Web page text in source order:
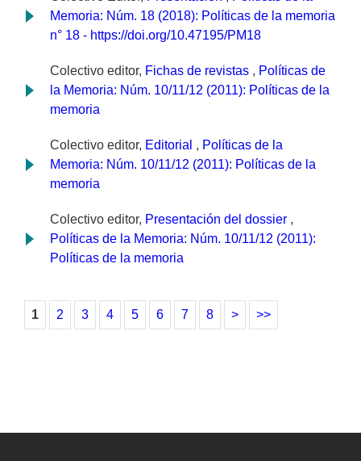
Memoria: Núm. 18 (2018): Políticas de la memoria
n° 18 - https://doi.org/10.47195/PM18
Colectivo editor, Fichas de revistas , Políticas de
la Memoria: Núm. 10/11/12 (2011): Políticas de la
memoria
Colectivo editor, Editorial , Políticas de la
Memoria: Núm. 10/11/12 (2011): Políticas de la
memoria
Colectivo editor, Presentación del dossier ,
Políticas de la Memoria: Núm. 10/11/12 (2011):
Políticas de la memoria
1 2 3 4 5 6 7 8 > >>